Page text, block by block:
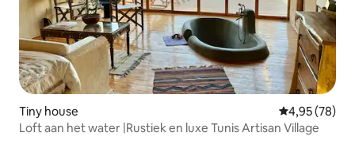
Tiny house Gemiddelde
4,95 (78)
Loft aan het water |Rustiek en luxe Tunis Artisan Village